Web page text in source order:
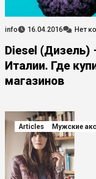
info 16.04.2016 Нет
Diesel (Дизель)
Италии. Где
магазинов
Articles Мужские